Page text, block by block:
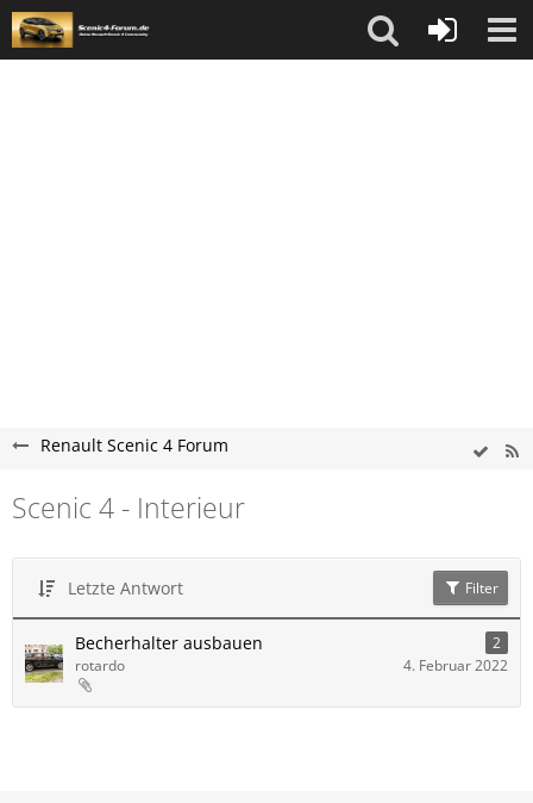
Renault Scenic 4 Forum
Scenic 4 - Interieur
Letzte Antwort Filter
Becherhalter ausbauen
2
rotardo
4. Februar 2022